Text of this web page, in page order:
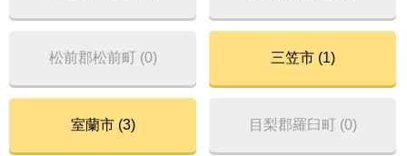
松前郡松前町 (0) 三笠市 (1)
室蘭市 (3) 目梨郡羅臼町 (0)